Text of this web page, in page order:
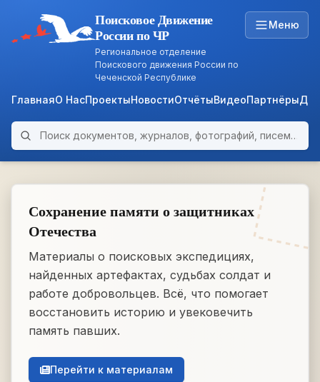
ARCHIVE
Поисковое Движение
России по ЧР
Региональное отделение
Поискового движения России по
Чеченской Республике
Меню
ГлавнаяО НасПроектыНовостиОтчётыВидеоПартнёры
Поиск по архиву
Сохранение памяти о защитниках
Отечества
Материалы о поисковых экспедициях,
найденных артефактах, судьбах солдат и
работе добровольцев. Всё, что помогает
восстановить историю и увековечить
память павших.
Перейти к материалам